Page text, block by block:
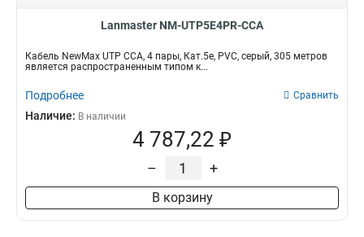
Lanmaster NM-UTP5E4PR-CCA
Кабель NewMax UTP CCA, 4 пары, Кат.5e, PVC, серый, 305 метров
является распространенным типом к...
Подробнее Сравнить
Наличие: В наличии
4 787,22 ₽
– +
В корзину